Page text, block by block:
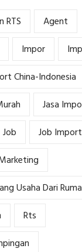
RTS
Agent
Impor
China-Indonesia
Jasa
Job
Job Import
Usaha Dari
Rts